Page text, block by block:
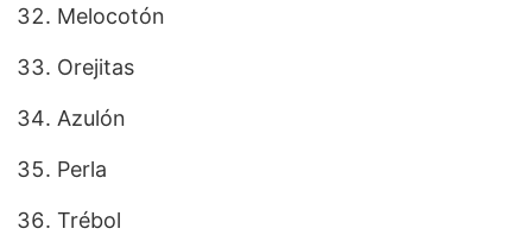
Melocotón
Orejitas
Azulón
Perla
Trébol